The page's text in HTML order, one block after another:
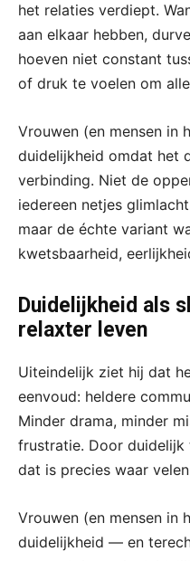
het relaties verdiept.
aan elkaar hebben,
hoeven niet constant
of druk te voelen om
Vrouwen (en mensen in
duidelijkheid omdat het
verbinding. Niet de
iedereen netjes
maar de échte variant
kwetsbaarheid,
Duidelijkheid als
relaxter leven
Uiteindelijk ziet hij dat
eenvoud: heldere
Minder drama, minder
frustratie. Door
dat is precies waar
Vrouwen (en mensen in
duidelijkheid — en